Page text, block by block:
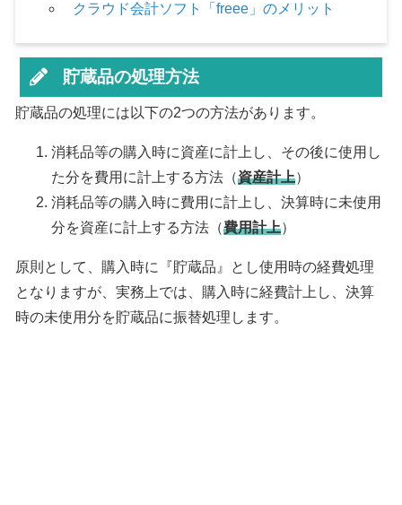
クラウド会計ソフト「freee」のメリット
貯蔵品の処理方法
貯蔵品の処理には以下の2つの方法があります。
消耗品等の購入時に資産に計上し、その後に使用し
た分を費用に計上する方法（資産計上）
消耗品等の購入時に費用に計上し、決算時に未使用
分を資産に計上する方法（費用計上）
原則として、購入時に『貯蔵品』とし使用時の経費処理
となりますが、実務上では、購入時に経費計上し、決算
時の未使用分を貯蔵品に振替処理します。